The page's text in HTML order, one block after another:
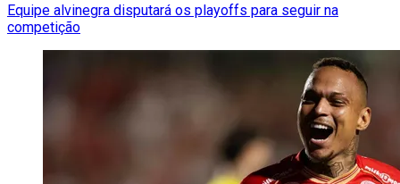
Equipe alvinegra disputará os playoffs para seguir na
competição